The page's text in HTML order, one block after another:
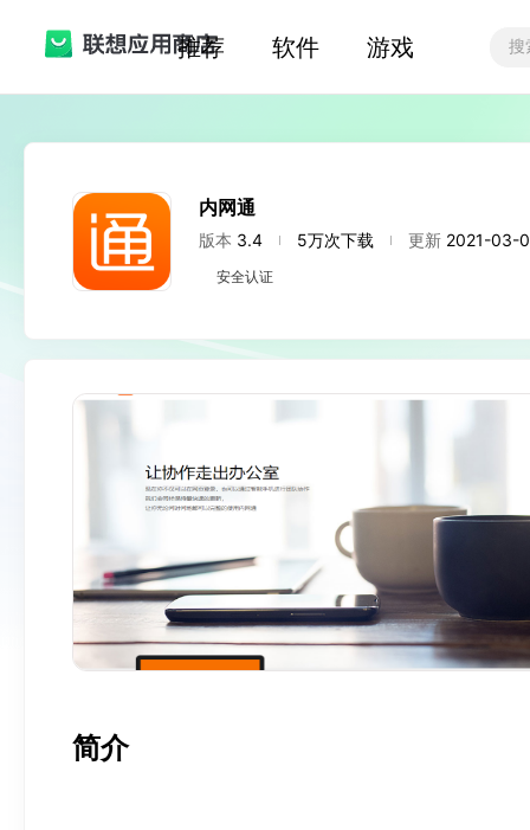
推荐 软件 游戏
内网通
版本 3.4 5万次下载 更新 2021-03-
安全认证
简介